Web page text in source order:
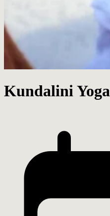
Kundalini Yoga